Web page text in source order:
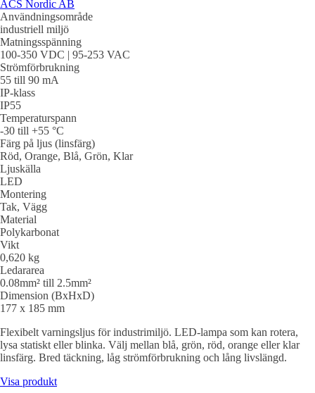
ACS Nordic AB
Användningsområde
industriell miljö
Matningsspänning
100-350 VDC | 95-253 VAC
Strömförbrukning
55 till 90 mA
IP-klass
IP55
Temperaturspann
-30 till +55 °C
Färg på ljus (linsfärg)
Röd, Orange, Blå, Grön, Klar
Ljuskälla
LED
Montering
Tak, Vägg
Material
Polykarbonat
Vikt
0,620 kg
Ledararea
0.08mm² till 2.5mm²
Dimension (BxHxD)
177 x 185 mm
Flexibelt varningsljus för industrimiljö. LED-lampa som kan rotera,
lysa statiskt eller blinka. Välj mellan blå, grön, röd, orange eller klar
linsfärg. Bred täckning, låg strömförbrukning och lång livslängd.
Visa produkt